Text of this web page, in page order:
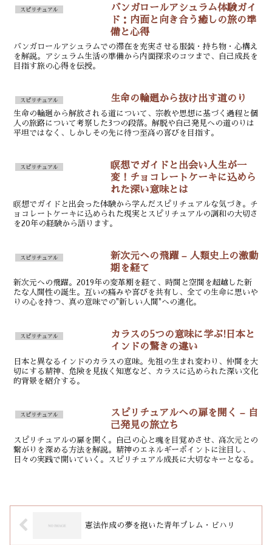
スピリチュアル
バンガロールアシュラム体験ガイ
ド：内面と向き合う癒しの旅の準
備と心得
バンガロールアシュラムでの滞在を充実させる服装・持ち物・心構え
を解説。アシュラム生活の準備から内面探求のコツまで、自己成長を
目指す旅の心得を伝授。
スピリチュアル 生命の輪廻から抜け出す道のり
生命の輪廻から解放される道について、宗教や思想に基づく過程と個
人の旅路について考察した3つの段落。解脱や自己発見への道のりは
平坦ではなく、しかしその先に待つ至高の喜びを目指す。
スピリチュアル
瞑想でガイドと出会い人生が一
変！チョコレートケーキに込めら
れた深い意味とは
瞑想でガイドと出会った体験から学んだスピリチュアルな気づき。チ
ョコレートケーキに込められた現実とスピリチュアルの調和の大切さ
を20年の経験から語ります。
スピリチュアル
新次元への飛躍 – 人類史上の激動
期を経て
新次元への飛躍。2019年の変革期を経て、時間と空間を超越した新
たな人間性の誕生。互いの痛みや喜びを共有し、全ての生命に思いや
りの心を持つ、真の意味での"新しい人間"への進化。
スピリチュアル
カラスの5つの意味に学ぶ!日本と
インドの驚きの違い
日本と異なるインドのカラスの意味。先祖の生まれ変わり、仲間を大
切にする精神、危険を見抜く知恵など、カラスに込められた深い文化
的背景を紹介する。
スピリチュアル
スピリチュアルへの扉を開く – 自
己発見の旅立ち
スピリチュアルの扉を開く。自己の心と魂を目覚めさせ、高次元との
繋がりを深める方法を解説。精神のエネルギーポイントに注目し、
日々の実践で開いていく。スピリチュアル成長に大切なキーとなる。
憲法作成の夢を抱いた青年プレム・ビハリ